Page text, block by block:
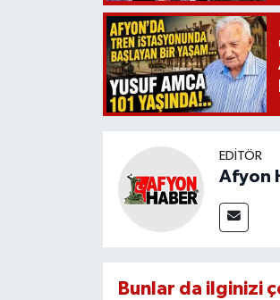
EDITÖR
Afyon
Bunlar da ilginizi